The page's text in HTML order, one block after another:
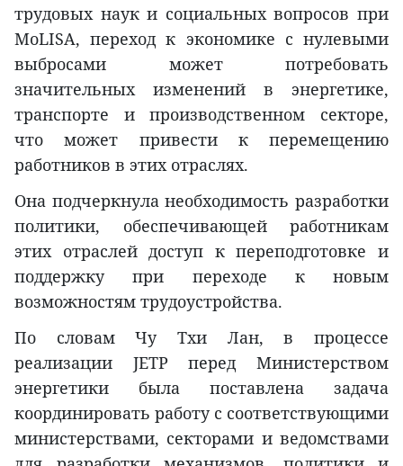
трудовых наук и социальных вопросов при
MoLISA, переход к экономике с нулевыми
выбросами может потребовать
значительных изменений в энергетике,
транспорте и производственном секторе,
что может привести к перемещению
работников в этих отраслях.
Она подчеркнула необходимость разработки
политики, обеспечивающей работникам
этих отраслей доступ к переподготовке и
поддержку при переходе к новым
возможностям трудоустройства.
По словам Чу Тхи Лан, в процессе
реализации JETP перед Министерством
энергетики была поставлена задача
координировать работу с соответствующими
министерствами, секторами и ведомствами